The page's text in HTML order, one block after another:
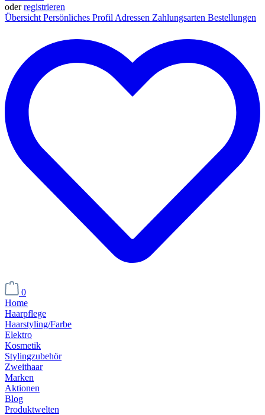
oderregistrieren
Übersicht Persönliches Profil Adressen Zahlungsarten Bestellungen
0
Home
Haarpflege
Haarstyling/Farbe
Elektro
Kosmetik
Stylingzubehör
Zweithaar
Marken
Aktionen
Blog
Produktwelten